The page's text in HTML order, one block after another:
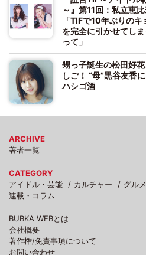
～』第11回：私立恵
「TIFで10年ぶりの
を完全に引かせてし
って」
甥っ子誕生の松田好
しご！ “母”黒谷友香
ハシゴ酒
ARCHIVE
著者一覧
CATEGORY
アイドル・芸能
カルチャー グルメ
連載・コラム
BUBKA WEBとは
会社概要
著作権/免責事項について
お問い合わせ